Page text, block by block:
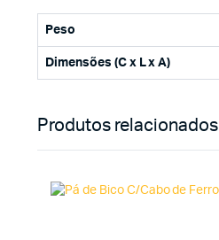
Peso
Dimensões (C x L x A)
Produtos relacionados